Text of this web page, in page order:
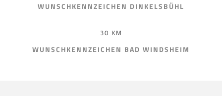
WUNSCHKENNZEICHEN DINKELSBÜHL
30 KM
WUNSCHKENNZEICHEN BAD WINDSHEIM